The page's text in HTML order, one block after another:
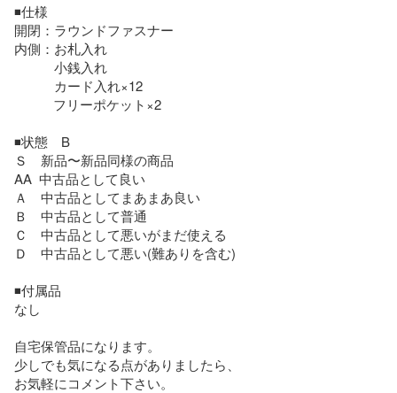
◾️仕様
開閉：ラウンドファスナー
内側：お札入れ
小銭入れ
カード入れ×12
◾️状態　B
Ｓ　新品〜新品同様の商品
AA  中古品として良い
Ａ　中古品としてまあまあ良い
Ｂ　中古品として普通
Ｃ　中古品として悪いがまだ使える
Ｄ　中古品として悪い(難ありを含む)
◾️付属品
なし
自宅保管品になります。
少しでも気になる点がありましたら、
お気軽にコメント下さい。